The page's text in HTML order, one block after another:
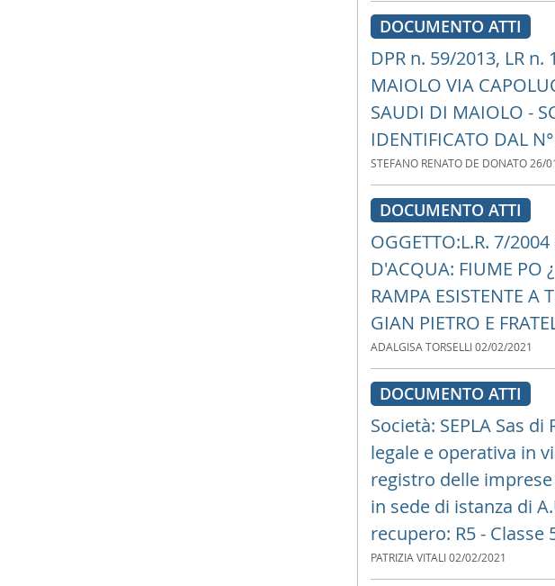
DOCUMENTO ATTI
DPR n. 59/2013, LR n.
MAIOLO VIA
SAUDI DI MAIOLO -
IDENTIFICATO DAL
STEFANO RENATO DE DONATO 26/
DOCUMENTO ATTI
OGGETTO:L.R. 7/
D'ACQUA: FIUME PO
RAMPA ESISTENTE A
GIAN PIETRO E
ADALGISA TORSELLI 02/02/2021
DOCUMENTO ATTI
Società: SEPLA Sas
legale e operativa in
registro delle
in sede di istanza di
recupero: R5 - Classe
PATRIZIA VITALI 02/02/2021